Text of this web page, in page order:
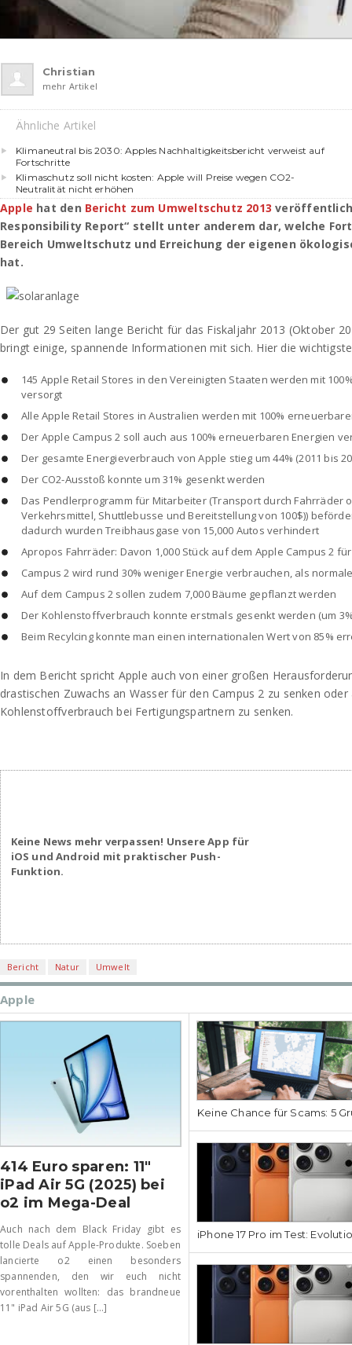
Christian
mehr Artikel
Ähnliche Artikel
Klimaneutral bis 2030: Apples Nachhaltigkeitsbericht verweist auf
Fortschritte
Klimaschutz soll nicht kosten: Apple will Preise wegen CO2-
Neutralität nicht erhöhen
Apple hat den Bericht zum Umweltschutz 2013
Responsibility Report“ stellt unter anderem dar, welche
Bereich Umweltschutz und Erreichung der eigenen
hat.
Der gut 29 Seiten lange Bericht für das Fiskaljahr 2013 (Oktober
bringt einige, spannende Informationen mit sich. Hier die
145 Apple Retail Stores in den Vereinigten Staaten werden mit
versorgt
Alle Apple Retail Stores in Australien werden mit 100%
Der Apple Campus 2 soll auch aus 100% erneuerbaren Energien
Der gesamte Energieverbrauch von Apple stieg um 44% (2011 bis
Der CO2-Ausstoß konnte um 31% gesenkt werden
Das Pendlerprogramm für Mitarbeiter (Transport durch Fahrräder
Verkehrsmittel, Shuttlebusse und Bereitstellung von 100$))
dadurch wurden Treibhausgase von 15,000 Autos verhindert
Apropos Fahrräder: Davon 1,000 Stück auf dem Apple Campus 2
Campus 2 wird rund 30% weniger Energie verbrauchen, als
Auf dem Campus 2 sollen zudem 7,000 Bäume gepflanzt werden
Der Kohlenstoffverbrauch konnte erstmals gesenkt werden (um
Beim Recylcing konnte man einen internationalen Wert von 85%
In dem Bericht spricht Apple auch von einer großen
drastischen Zuwachs an Wasser für den Campus 2 zu senken oder
Kohlenstoffverbrauch bei Fertigungspartnern zu senken.
Keine News mehr verpassen! Unsere App für
iOS und Android mit praktischer Push-
Funktion.
Bericht Natur Umwelt
Apple
414 Euro sparen: 11″
iPad Air 5G (2025) bei
o2 im Mega-Deal
Auch nach dem Black Friday gibt es
tolle Deals auf Apple-Produkte. Soeben
lancierte o2 einen besonders
spannenden, den wir euch nicht
vorenthalten wollten: das brandneue
11" iPad Air 5G (aus [...]
Keine Chance für Scams: 5
iPhone 17 Pro im Test: